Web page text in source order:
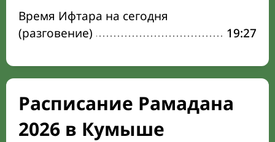
Время Ифтара на сегодня
(разговение)
19:27
Расписание Рамадана
2026 в Кумыше